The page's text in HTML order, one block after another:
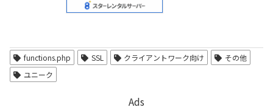
functions.php SSL クライアントワーク向け
その他
ユニーク
Ads